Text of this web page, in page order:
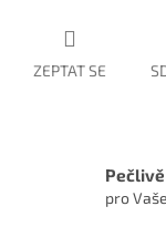
ZEPTAT SE
pro